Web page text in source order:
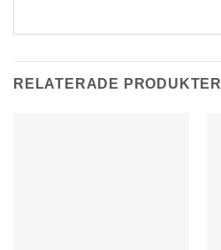
RELATERADE PRODUKTER